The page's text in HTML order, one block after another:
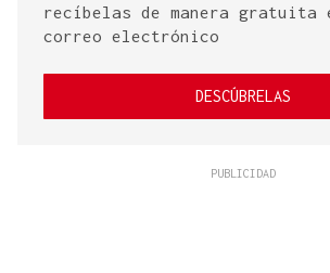
recíbelas de manera gratuita
correo electrónico
DESCÚBRELAS